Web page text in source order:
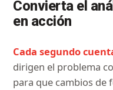
Capture cada
pérdida,
Nada se escapa.Los
detectan cada parada